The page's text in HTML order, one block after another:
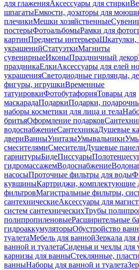
для глаженияАксессуары для стирки
шпагатыЕмкости, дозаторы для
плечикиМешки хозяйственные
постерыФотоальбомыРамки для
картинПредметы интерьераШкатулки,
украшенийСтатуэткиМагниты
сувенирныеИконыПраздничный декор
праздникаЕлкиАксессуары для елей
украшенияСветодиодные гирлянды,
фигуры, игрушкиВременные
татуировкиФотобутафорияТовары для
маскарадаПодаркиПодарки,
наборы косметики для лица и тела
бритьяОформление подарков
водоснабжениеСантехникаДушевые
двериВанныУнитазыУмывальники
смесителямиСмесителиДушевые
гарнитурыБидеПиссуары
гидромассажемВодоснабжение
насосыПроточные фильтры для воды
кувшиныКартриджи, комплектующие
фильтровМагистральные фильтры,
сантехническиеАксессуары для
систем сантехническихТрубы
полипропиленовыеРасширительные
гидроаккумуляторыОбустройство
туалетаМебель для ваннойЗеркала для
ванной и туалетаСиденья и чехлы для
карнизы для ванныСтеклянные,
ванныНаборы для ванной и туалета